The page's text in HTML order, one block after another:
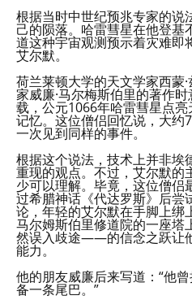
根据当时中世纪预兆专家的说
己的陨落。哈雷彗星在他登基
道这种宇宙观测预示着灾难即
艾尔默。
荷兰莱顿大学的天文学家西蒙
家威廉·马尔梅斯伯里的著作
载，公元1066年哈雷彗星点
记忆。这位僧侣回忆说，大约
一次见到同样的事件。
根据这个说法，技术上并非埃
重现的观点。不过，艾尔默的
少可以理解。毕竟，这位僧侣
过希腊神话《代达罗斯》后尝
论，年轻的艾尔默在手脚上绑
马尔姆斯伯里修道院的一座
然误入歧途——的信念之跃让
能力。
他的朋友威廉后来写道：“他
备一条尾巴。”